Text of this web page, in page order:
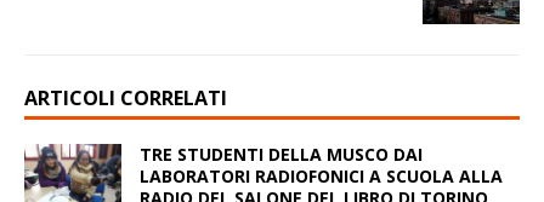
ARTICOLI CORRELATI
TRE STUDENTI DELLA MUSCO DAI
LABORATORI RADIOFONICI A SCUOLA ALLA